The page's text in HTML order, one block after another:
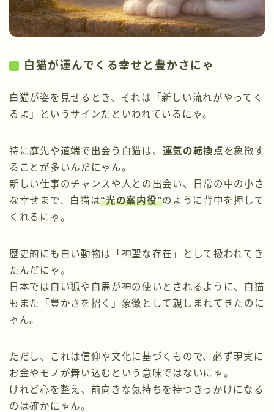
白猫が運んでくる幸せと豊かさにゃ
白猫が姿を見せるとき、それは「新しい流れがやってく
るよ」というサインだといわれているにゃ。
特に庭先や道端で出会う白猫は、 運気の転換点を象徴す
ることが多いんだにゃん。
新しい仕事のチャンスや人との出会い、日常の中の小さ
な幸せまで、白猫は“光の案内役”のように背中を押して
くれるにゃ。
歴史的にも白い動物は「神聖な存在」として扱われてき
たんだにゃ。
日本では白い狐や白馬が神の使いとされるように、白猫
もまた「豊かさを招く」象徴として親しまれてきたのに
ゃん。
ただし、これは信仰や文化に基づくもので、必ず現実に
お金やモノが舞い込むという意味ではないにゃ。
けれど心を整え、前向きな気持ちを持つきっかけになる
のは確かにゃん。